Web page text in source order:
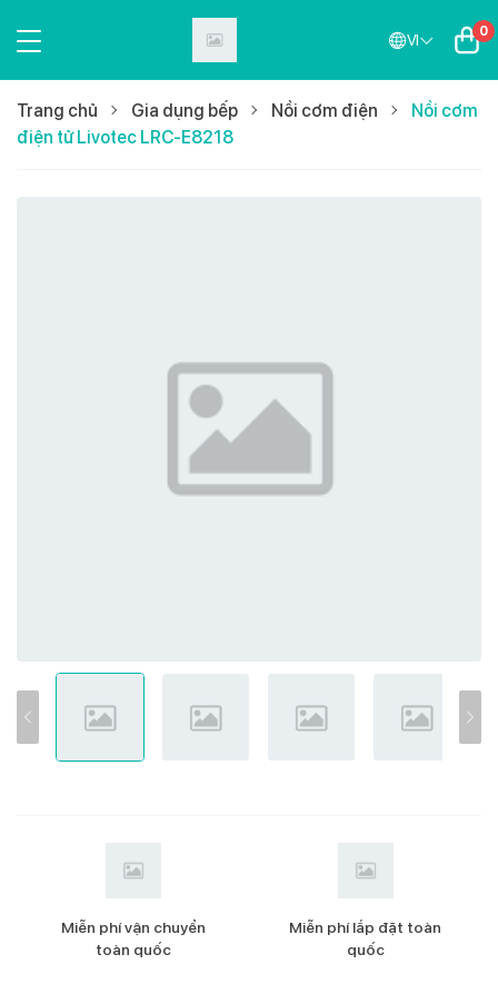
VI 0
Trang chủ Gia dụng bếp Nồi cơm điện
Nồi cơm
điện tử Livotec LRC-E8218
Miễn phí vận chuyển
toàn quốc
Miễn phí lắp đặt toàn
quốc